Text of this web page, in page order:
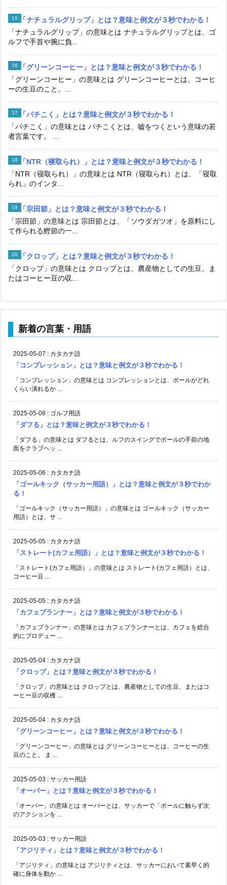
「ナチュラルグリップ」とは？意味と例文が３秒でわかる！
「ナチュラルグリップ」の意味とは ナチュラルグリップとは、ゴ
ルフで手首や腕に負...
「グリーンコーヒー」とは？意味と例文が３秒でわかる！
「グリーンコーヒー」の意味とは グリーンコーヒーとは、コーヒ
ーの生豆のこと。...
「パチこく」とは？意味と例文が３秒でわかる！
「パチこく」の意味とは パチこくとは、嘘をつくという意味の若
者言葉です。 ...
「NTR（寝取られ）」とは？意味と例文が３秒でわかる！
「NTR（寝取られ）」の意味とは NTR（寝取られ）とは、「寝取
られ」のインタ...
「宗田節」とは？意味と例文が３秒でわかる！
「宗田節」の意味とは 宗田節とは、「ソウダガツオ」を原料にし
て作られる鰹節の一...
「クロップ」とは？意味と例文が３秒でわかる！
「クロップ」の意味とは クロップとは、農産物としての生豆、ま
たはコーヒー豆の収...
新着の言葉・用語
2025-05-07 : カタカナ語
「コンプレッション」とは？意味と例文が３秒でわかる！
「コンプレッション」の意味とは コンプレッションとは、ボールがどれ
くらい潰れるか ...
2025-05-06 : ゴルフ用語
「ダフる」とは？意味と例文が３秒でわかる！
「ダフる」の意味とは ダフるとは、ルフのスイングでボールの手前の地
面をクラブヘッ ...
2025-05-06 : カタカナ語
「ゴールキック（サッカー用語）」とは？意味と例文が３秒でわか
る！
「ゴールキック（サッカー用語）」の意味とは ゴールキック（サッカー
用語）とは、サ ...
2025-05-05 : カタカナ語
「ストレート(カフェ用語）」とは？意味と例文が３秒でわかる！
「ストレート(カフェ用語）」の意味とは ストレート(カフェ用語）とは、
コーヒー豆 ...
2025-05-05 : カタカナ語
「カフェプランナー」とは？意味と例文が３秒でわかる！
「カフェプランナー」の意味とは カフェプランナーとは、カフェを総合
的にプロデュー ...
2025-05-04 : カタカナ語
「クロップ」とは？意味と例文が３秒でわかる！
「クロップ」の意味とは クロップとは、農産物としての生豆、またはコ
ーヒー豆の収穫 ...
2025-05-04 : カタカナ語
「グリーンコーヒー」とは？意味と例文が３秒でわかる！
「グリーンコーヒー」の意味とは グリーンコーヒーとは、コーヒーの生
豆のこと。 ま ...
2025-05-03 : サッカー用語
「オーバー」とは？意味と例文が３秒でわかる！
「オーバー」の意味とは オーバーとは、サッカーで「ボールに触らず次
のアクションを ...
2025-05-03 : サッカー用語
「アジリティ」とは？意味と例文が３秒でわかる！
「アジリティ」の意味とは アジリティとは、サッカーにおいて素早く的
確に身体を動か ...